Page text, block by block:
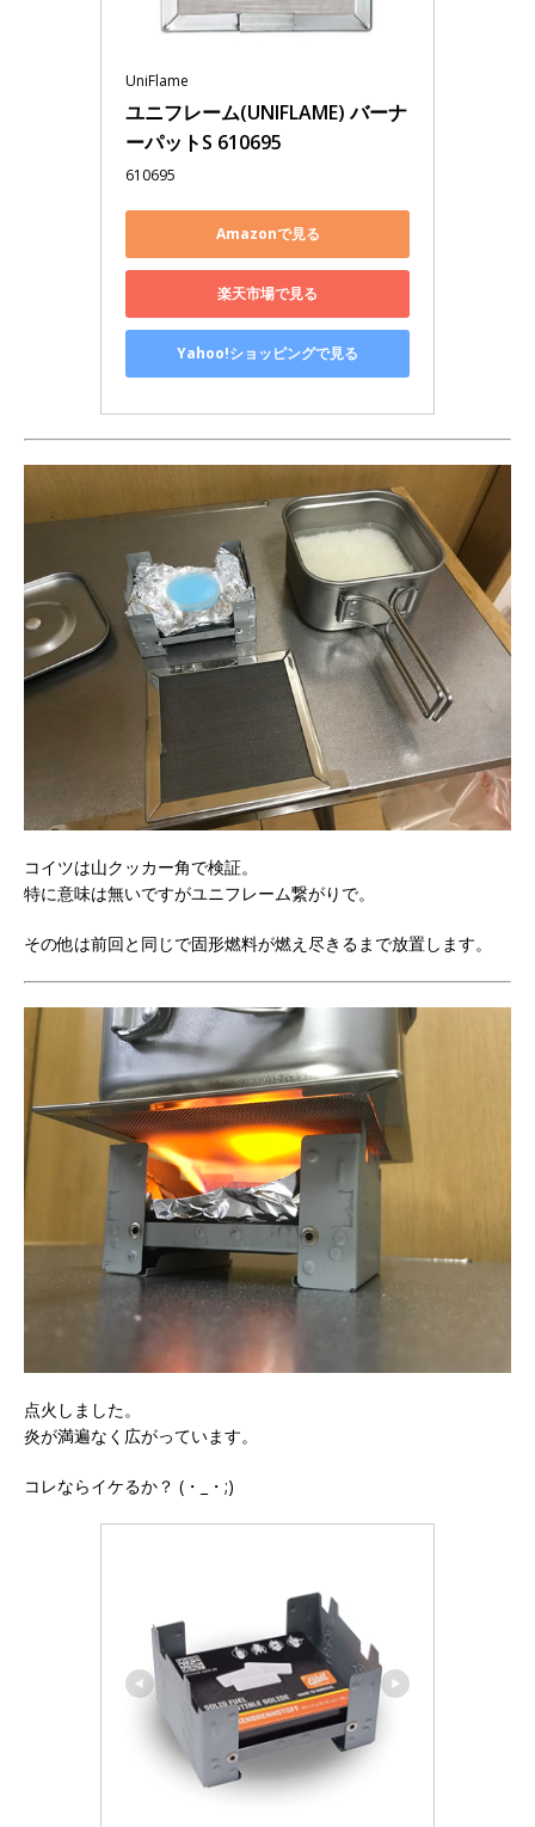
UniFlame
ユニフレーム(UNIFLAME) バーナ
ーパットS 610695
610695
Amazonで見る
楽天市場で見る
Yahoo!ショッピングで見る
コイツは山クッカー角で検証。
特に意味は無いですがユニフレーム繋がりで。
その他は前回と同じで固形燃料が燃え尽きるまで放置します。
点火しました。
炎が満遍なく広がっています。
コレならイケるか？ (・_・;)